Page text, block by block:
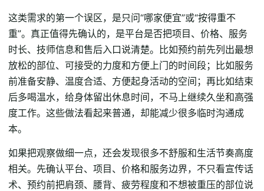
这类需求的第一个误区，是只问“哪家便宜”或“按得重不
重”。真正值得先确认的，是平台是否把项目、价格、服务
时长、技师信息和售后入口说清楚。比如预约前先列出最想
放松的部位、可接受的力度和方便上门的时间段；比如服务
前准备安静、温度合适、方便起身活动的空间；再比如结束
后多喝温水，给身体留出休息时间，不马上继续久坐和高强
度工作。这些做法看起来普通，却能减少很多临时沟通成
本。
如果把观察做细一点，还会发现很多不舒服和生活节奏高度
相关。先确认平台、项目、价格和服务边界，不只看宣传话
术、预约前把肩颈、腰背、疲劳程度和不想被重压的部位说